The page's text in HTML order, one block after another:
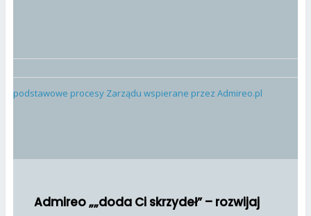
podstawowe procesy Zarządu wspierane przez Admireo.pl
Admireo „„doda Ci skrzydeł” – rozwijaj